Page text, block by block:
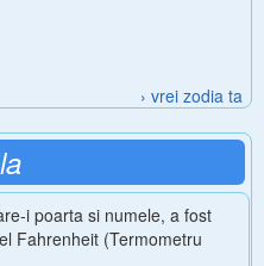
› vrei zodia ta
i poarta si numele, a fost
Fahrenheit (Termometru